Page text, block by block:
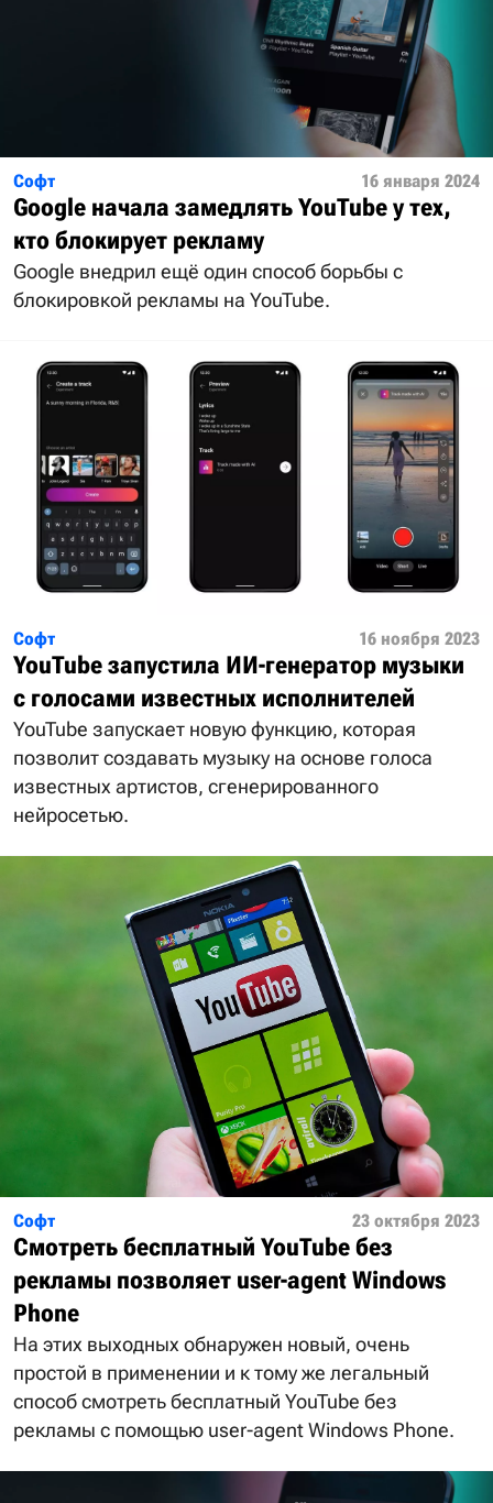
Софт 16 января 2024
Google начала замедлять YouTube у тех,
кто блокирует рекламу
Google внедрил ещё один способ борьбы с
блокировкой рекламы на YouTube.
Софт 16 ноября 2023
YouTube запустила ИИ-генератор музыки
с голосами известных исполнителей
YouTube запускает новую функцию, которая
позволит создавать музыку на основе голоса
известных артистов, сгенерированного
нейросетью.
Софт 23 октября 2023
Смотреть бесплатный YouTube без
рекламы позволяет user-agent Windows
Phone
На этих выходных обнаружен новый, очень
простой в применении и к тому же легальный
способ смотреть бесплатный YouTube без
рекламы с помощью user-agent Windows Phone.